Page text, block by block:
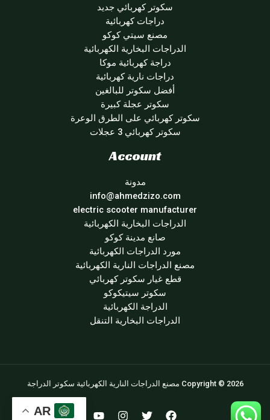
سكوتر كهربائي جديد
دراجات كهربائية
مصنع سيتي كوكو
الدراجات البخارية الكهربائية
دراجة كهربائية موكا
دراجات نارية كهربائية
أفضل سكوتر للبالغين
سكوتر عجلة كبيرة
سكوتر كهربائي على الطرق الوعرة
سكوتر كهربائي 3 عجلات
Account
مدونة
info@ahmedzizo.com
electric scooter manufacturer
الدراجات البخارية الكهربائية
صانع مدينة كوكو
مورد الدراجات الكهربائية
مصنع الدراجات النارية الكهربائية
قطع غيار سكوتر كهربائي
سكوتر سيتيكوكو
الدراجة الكهربائية
الدراجات البخارية التنقل
Copyright © 2026 مصنع الدراجات النارية الكهربائية سكوتر الدراجة
AR